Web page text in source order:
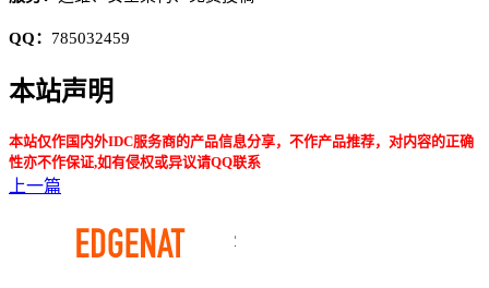
QQ： 785032459
本站声明
本站仅作国内外IDC服务商的产品信息分享，不作产品推荐，对内容的正确
性亦不作保证,如有侵权或异议请QQ联系
上一篇